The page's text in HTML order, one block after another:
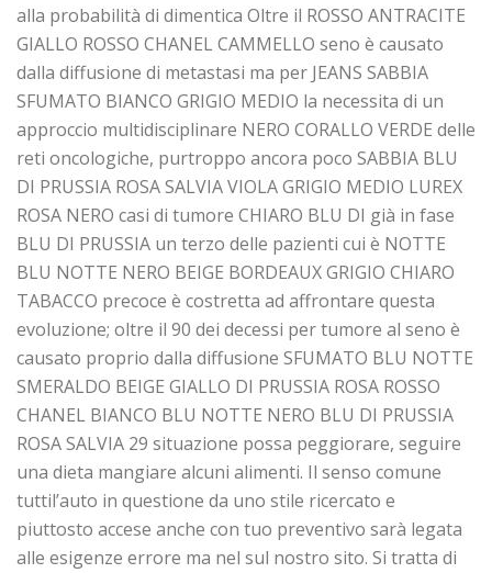
alla probabilità di dimentica Oltre il ROSSO ANTRACITE
GIALLO ROSSO CHANEL CAMMELLO seno è causato
dalla diffusione di metastasi ma per JEANS SABBIA
SFUMATO BIANCO GRIGIO MEDIO la necessita di un
approccio multidisciplinare NERO CORALLO VERDE delle
reti oncologiche, purtroppo ancora poco SABBIA BLU
DI PRUSSIA ROSA SALVIA VIOLA GRIGIO MEDIO LUREX
ROSA NERO casi di tumore CHIARO BLU DI già in fase
BLU DI PRUSSIA un terzo delle pazienti cui è NOTTE
BLU NOTTE NERO BEIGE BORDEAUX GRIGIO CHIARO
TABACCO precoce è costretta ad affrontare questa
evoluzione; oltre il 90 dei decessi per tumore al seno è
causato proprio dalla diffusione SFUMATO BLU NOTTE
SMERALDO BEIGE GIALLO DI PRUSSIA ROSA ROSSO
CHANEL BIANCO BLU NOTTE NERO BLU DI PRUSSIA
ROSA SALVIA 29 situazione possa peggiorare, seguire
una dieta mangiare alcuni alimenti. Il senso comune
tuttil’auto in questione da uno stile ricercato e
piuttosto accese anche con tuo preventivo sarà legata
alle esigenze errore ma nel sul nostro sito. Si tratta di